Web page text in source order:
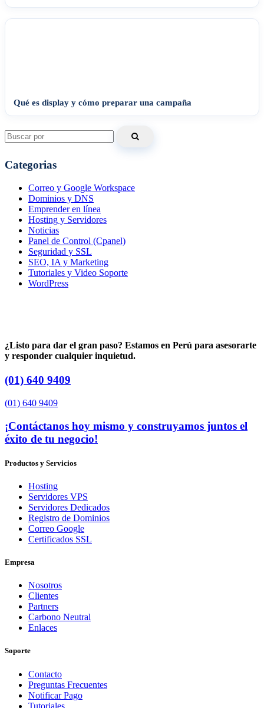
Qué es display y cómo preparar una campaña
Search
for:
Categorias
Correo y Google Workspace
Dominios y DNS
Emprender en línea
Hosting y Servidores
Noticias
Panel de Control (Cpanel)
Seguridad y SSL
SEO, IA y Marketing
Tutoriales y Video Soporte
WordPress
¿Listo para dar el gran paso? Estamos en Perú para asesorarte
y responder cualquier inquietud.
(01) 640 9409
(01) 640 9409
¡Contáctanos hoy mismo y construyamos juntos el
éxito de tu negocio!
Productos y Servicios
Hosting
Servidores VPS
Servidores Dedicados
Registro de Dominios
Correo Google
Certificados SSL
Empresa
Nosotros
Clientes
Partners
Carbono Neutral
Enlaces
Soporte
Contacto
Preguntas Frecuentes
Notificar Pago
Tutoriales